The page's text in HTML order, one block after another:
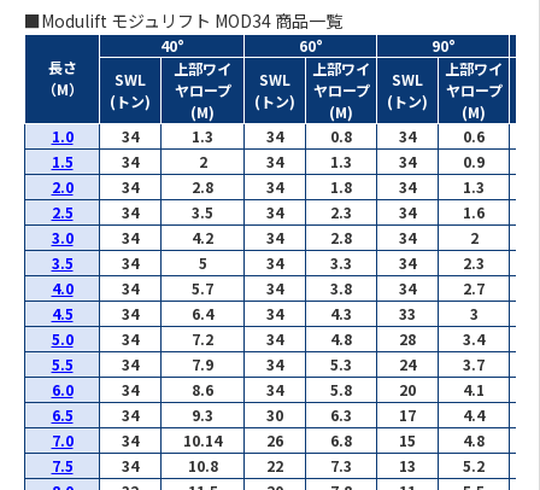
■Modulift モジュリフト MOD34 商品一覧
長さ
（M）
40° 60°
90°
SWL
(トン)
上部ワイ
ヤロープ
(M)
SWL
(トン)
上部ワイ
ヤロープ
(M)
SWL
(トン)
上部ワイ
ヤロープ
(M)
1.0
34 1.3 34 0.8 34 0.6
1.5
34 2 34 1.3 34 0.9
2.0
34 2.8 34 1.8 34 1.3
2.5
34 3.5 34 2.3 34 1.6
3.0
34 4.2 34 2.8 34 2
3.5
34 5 34 3.3 34 2.3
4.0
34 5.7 34 3.8 34 2.7
4.5
34 6.4 34 4.3 33 3
5.0
34 7.2 34 4.8 28 3.4
5.5
34 7.9 34 5.3 24 3.7
6.0
34 8.6 34 5.8 20 4.1
6.5
34 9.3 30 6.3 17 4.4
7.0
34 10.14 26 6.8 15 4.8
7.5
34 10.8 22 7.3 13 5.2